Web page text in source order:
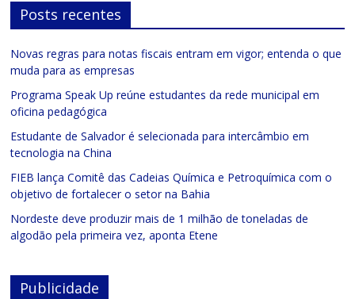
Posts recentes
Novas regras para notas fiscais entram em vigor; entenda o que
muda para as empresas
Programa Speak Up reúne estudantes da rede municipal em
oficina pedagógica
Estudante de Salvador é selecionada para intercâmbio em
tecnologia na China
FIEB lança Comitê das Cadeias Química e Petroquímica com o
objetivo de fortalecer o setor na Bahia
Nordeste deve produzir mais de 1 milhão de toneladas de
algodão pela primeira vez, aponta Etene
Publicidade